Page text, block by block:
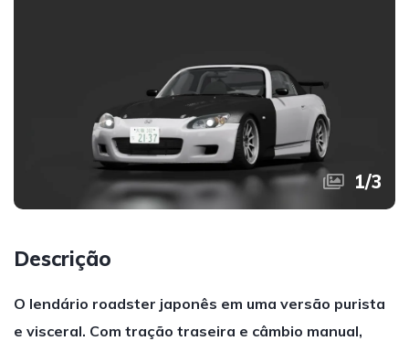
1/3
Descrição
O lendário roadster japonês em uma versão purista
e visceral. Com tração traseira e câmbio manual,